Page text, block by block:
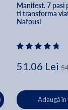
Manifest. 7 pasi
ti transforma
Nafousi
51.06 Lei
Adaugă în